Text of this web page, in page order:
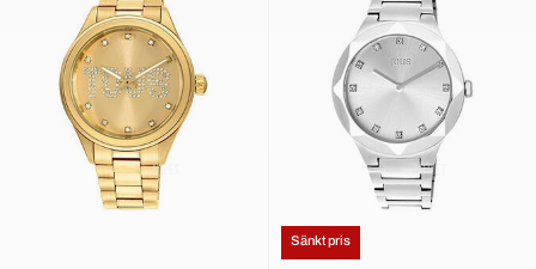
Sänkt pris